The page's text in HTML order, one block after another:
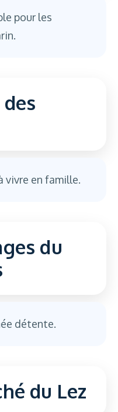
pour les
vivre en famille.
du
détente.
du Lez